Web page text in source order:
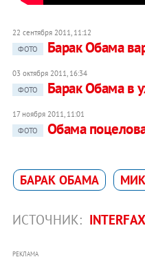
22 сентября 2011, 11:12
ФОТО
Барак Обама
03 октября 2011, 16:34
ФОТО
Барак Обама в
17 ноября 2011, 11:01
ФОТО
Обама
БАРАК ОБАМА
ИСТОЧНИК: INTERFAX
РЕКЛАМА